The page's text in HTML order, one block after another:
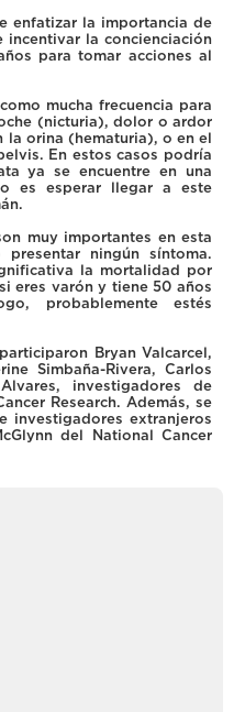
enfatizar la importancia de
incentivar la concienciación
para tomar acciones al
mucha frecuencia para
(nicturia), dolor o ardor
la orina (hematuria), o en el
En estos casos podría
ya se encuentre en una
es esperar llegar a este
muy importantes en esta
ningún síntoma.
la mortalidad por
eres varón y tiene 50 años
probablemente estés
Bryan Valcarcel,
Simbaña-Rivera, Carlos
investigadores de
Research. Además, se
investigadores extranjeros
del National Cancer